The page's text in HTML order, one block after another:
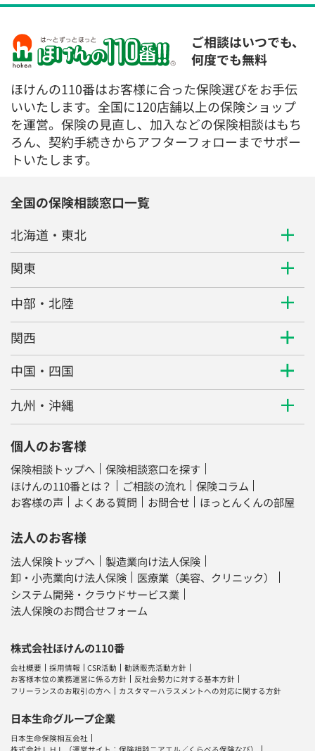
ご相談はいつでも、
何度でも無料
ほけんの110番はお客様に合った保険選びをお手伝
いいたします。全国に120店舗以上の保険ショップ
を運営。保険の見直し、加入などの保険相談はもち
ろん、契約手続きからアフターフォローまでサポー
トいたします。
全国の保険相談窓口一覧
北海道・東北
関東
中部・北陸
関西
中国・四国
九州・沖縄
個人のお客様
保険相談トップへ
保険相談窓口を探す
ほけんの110番とは？
ご相談の流れ
保険コラム
お客様の声
よくある質問 お問合せ ほっとんくんの部屋
法人のお客様
法人保険トップへ
製造業向け法人保険
卸・小売業向け法人保険
医療業（美容、クリニック）
システム開発・クラウドサービス業
法人保険のお問合せフォーム
株式会社ほけんの110番
会社概要 採用情報 CSR活動
勧誘販売活動方針
お客様本位の業務運営に係る方針
反社会勢力に対する基本方針
フリーランスのお取引の方へ
カスタマーハラスメントへの対応に関する方針
日本生命グループ企業
日本生命保険相互会社